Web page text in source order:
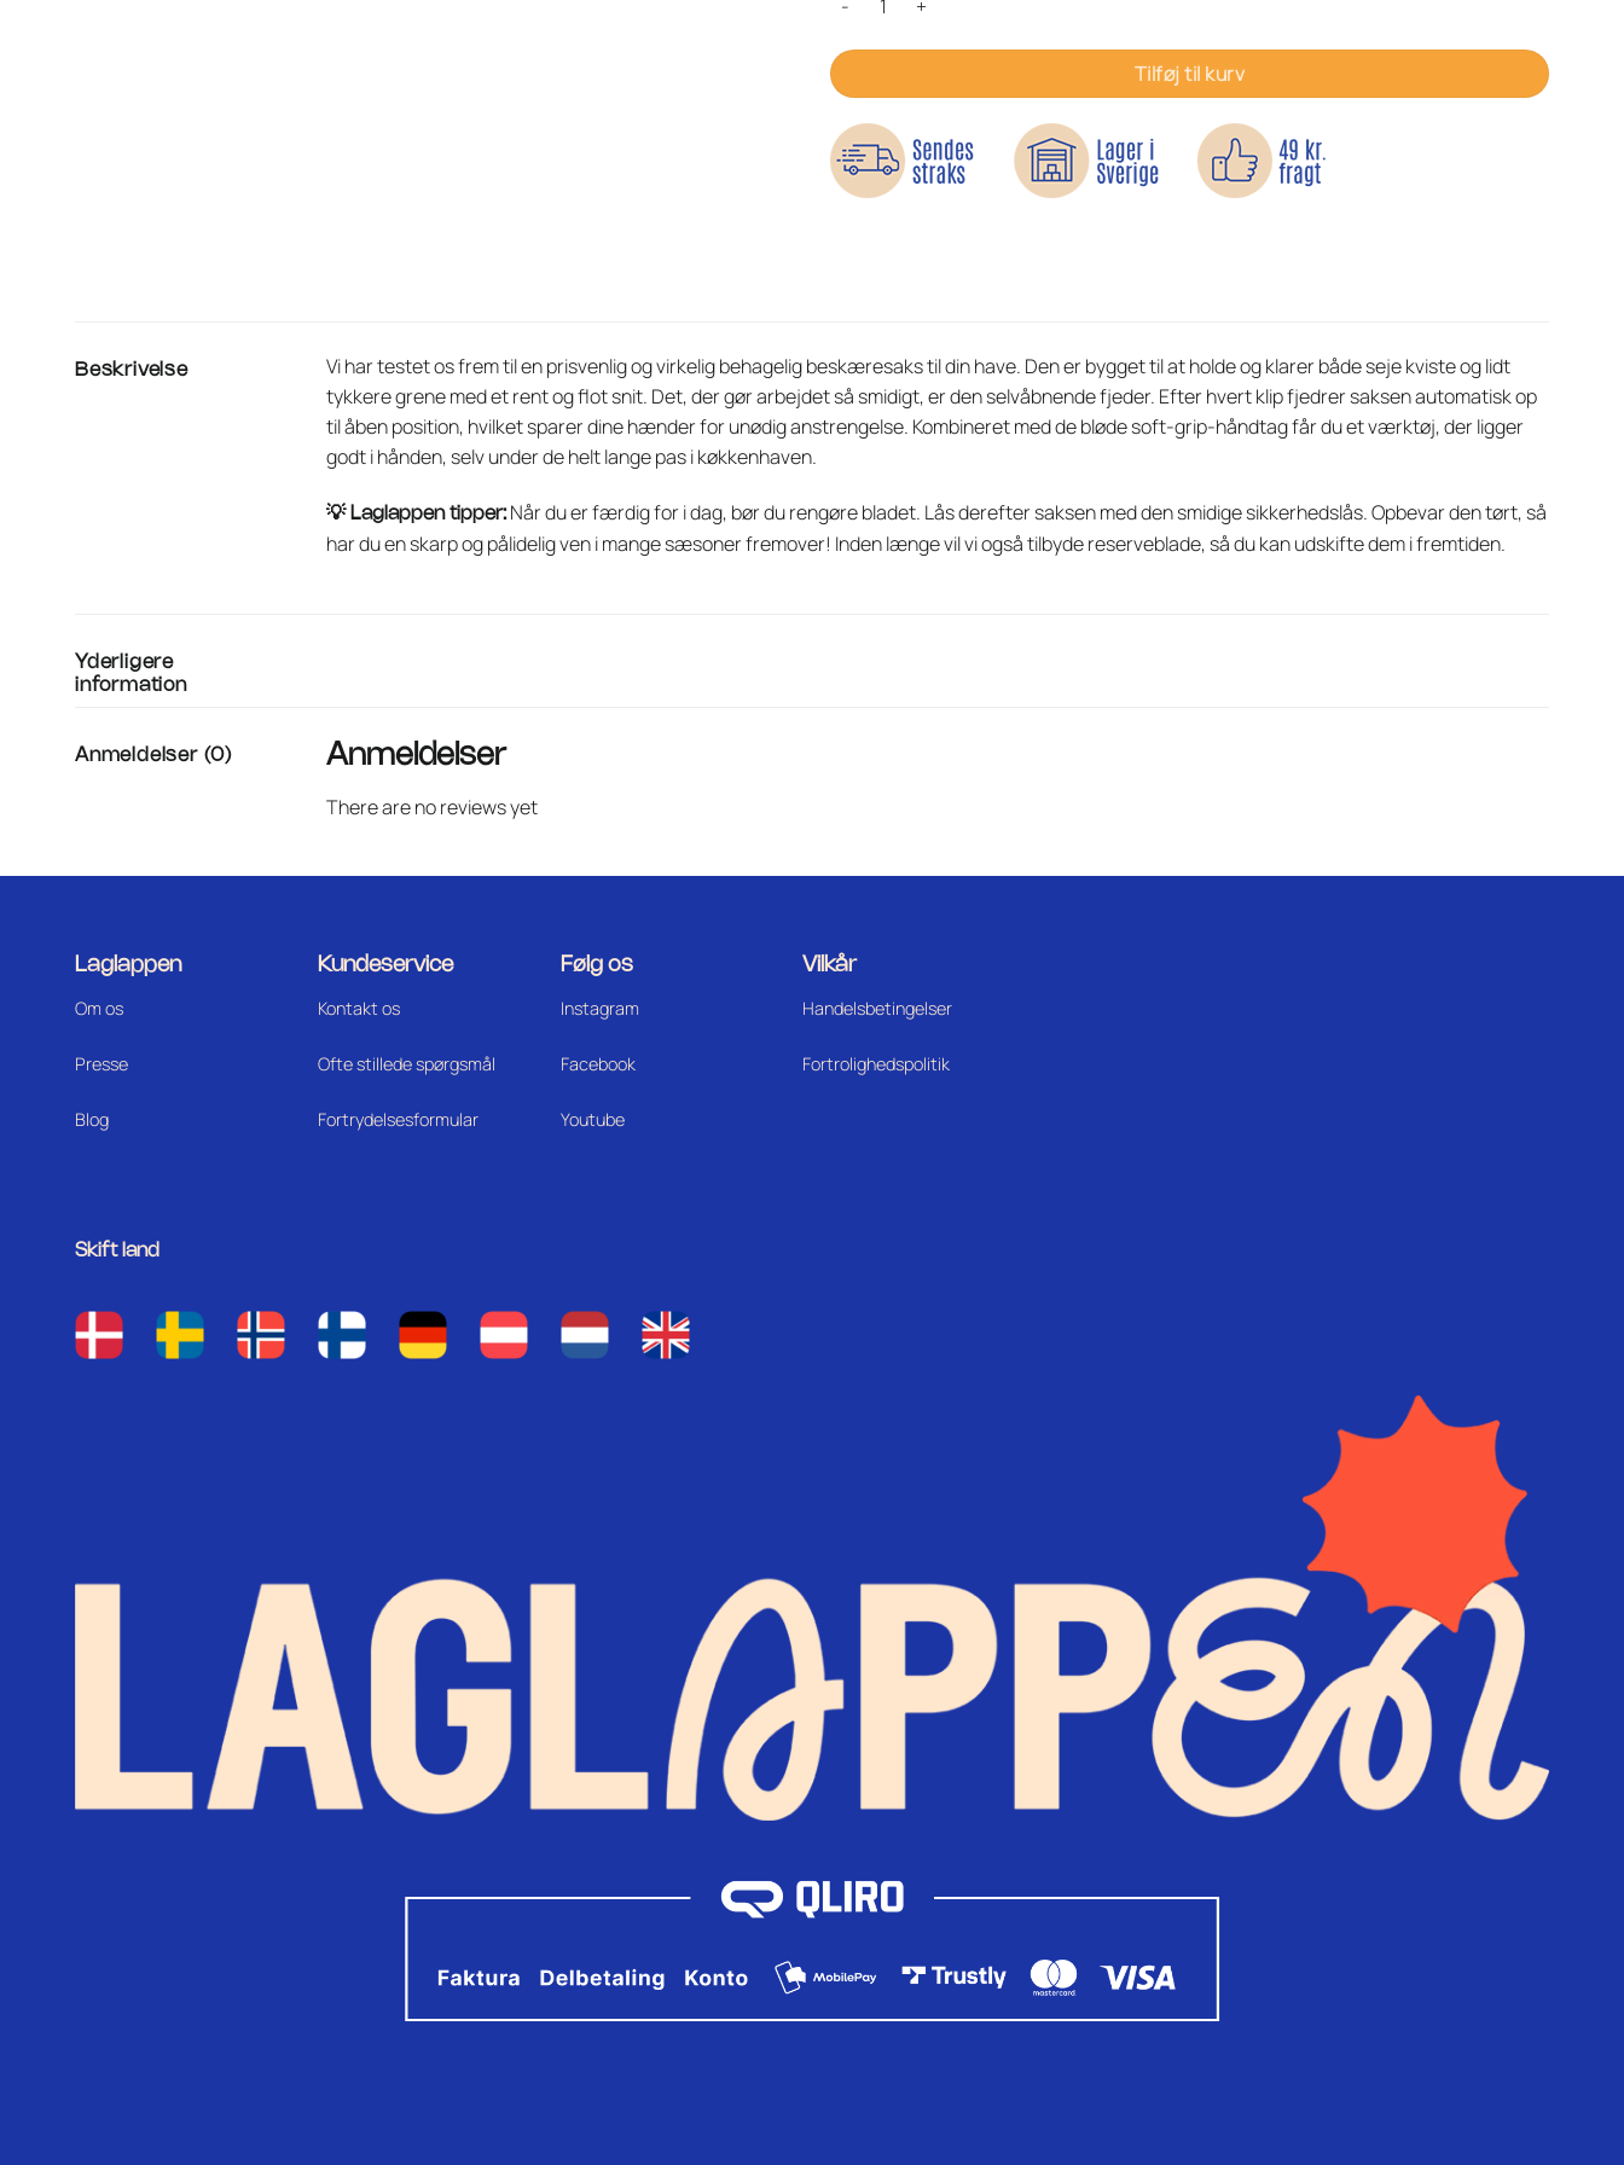
Tilføj til kurv
Beskrivelse
Vi har testet os frem til en prisvenlig og virkelig behagelig beskæresaks til din have. Den er bygget til at holde og klarer både seje kviste og lidt
tykkere grene med et rent og flot snit. Det, der gør arbejdet så smidigt, er den selvåbnende fjeder. Efter hvert klip fjedrer saksen automatisk op
til åben position, hvilket sparer dine hænder for unødig anstrengelse. Kombineret med de bløde soft-grip-håndtag får du et værktøj, der ligger
godt i hånden, selv under de helt lange pas i køkkenhaven.
💡 Laglappen tipper:Når du er færdig for i dag, bør du rengøre bladet. Lås derefter saksen med den smidige sikkerhedslås. Opbevar den tørt, så
har du en skarp og pålidelig ven i mange sæsoner fremover! Inden længe vil vi også tilbyde reserveblade, så du kan udskifte dem i fremtiden.
Yderligere
information
Anmeldelser (0) Anmeldelser
There are no reviews yet
Laglappen
Om os
Presse
Blog
Kundeservice
Kontakt os
Ofte stillede spørgsmål
Fortrydelsesformular
Følg os
Instagram
Facebook
Youtube
Vilkår
Handelsbetingelser
Fortrolighedspolitik
Skift land